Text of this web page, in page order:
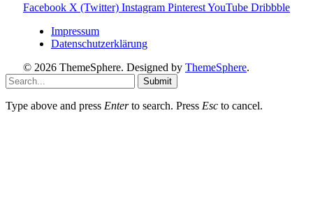
Facebook X (Twitter) Instagram PinterestYouTube Dribbble
Impressum
Datenschutzerklärung
© 2026 ThemeSphere. Designed by ThemeSphere.
Submit
Type above and press Enterto search. Press Esc to cancel.